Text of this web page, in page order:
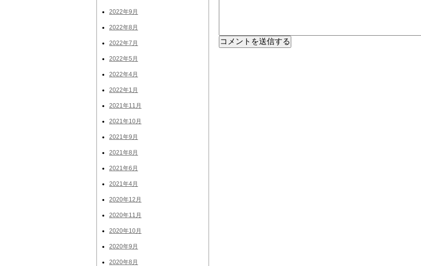
2022年9月
2022年8月
2022年7月
2022年5月
2022年4月
2022年1月
2021年11月
2021年10月
2021年9月
2021年8月
2021年6月
2021年4月
2020年12月
2020年11月
2020年10月
2020年9月
2020年8月